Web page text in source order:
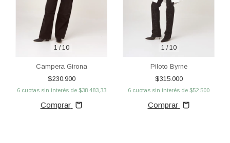
1 /10
Campera Girona
$230.900
6 cuotas sin interés de $38.483,33
Comprar
1 /10
Piloto Byrne
$315.000
6 cuotas sin interés de $52.500
Comprar